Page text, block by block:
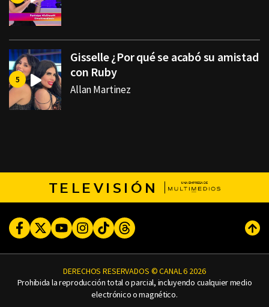
Gisselle ¿Por qué se acabó su amistad
con Ruby
Allan Martinez
TELEVISIÓN
FacebookTwitterYoutubeInstagram
TikTokThreads
DERECHOS RESERVADOS © CANAL 6 2026
Prohibida la reproducción total o parcial, incluyendo cualquier medio
electrónico o magnético.